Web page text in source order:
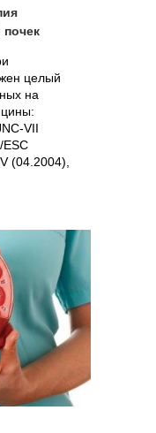
почек
целый
на
VII
ESC
(04.2004),